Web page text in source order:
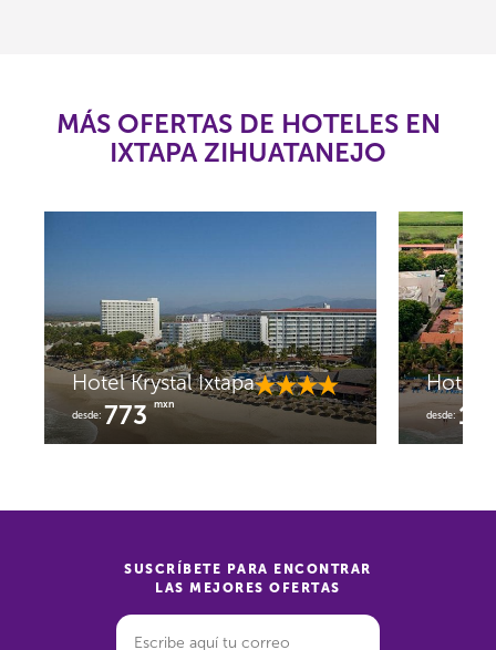
MÁS OFERTAS DE HOTELES EN
IXTAPA ZIHUATANEJO
Hotel Krystal Ixtapa
desde: 773mxn
Hotel
desde:
SUSCRÍBETE PARA ENCONTRAR
LAS MEJORES OFERTAS